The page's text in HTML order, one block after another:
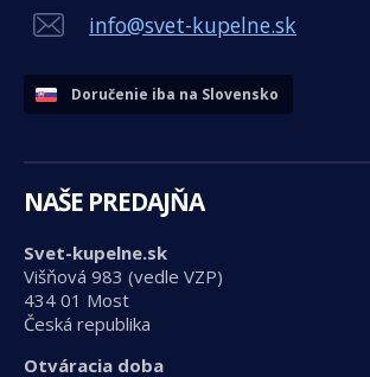
info@svet-kupelne.sk
Doručenie iba na Slovensko
NAŠE PREDAJŇA
Svet-kupelne.sk
Višňová 983 (vedle VZP)
434 01 Most
Česká republika
Otváracia doba